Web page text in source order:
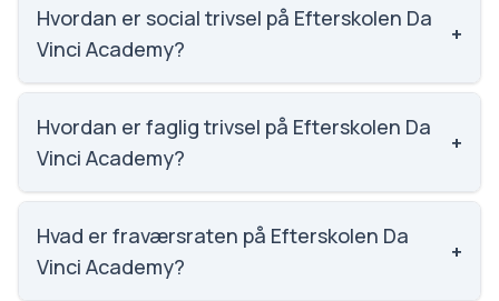
Adresse: Løgstørvej 170. Skoleleder: Arnfinn
Rismoen.
Hvordan er social trivsel på Efterskolen Da
Vinci Academy?
+
Vi har ikke data om social trivsel for Efterskolen Da
Vinci Academy.
Hvordan er faglig trivsel på Efterskolen Da
Vinci Academy?
+
Vi har ikke data om faglig trivsel for Efterskolen Da
Vinci Academy.
Hvad er fraværsraten på Efterskolen Da
Vinci Academy?
+